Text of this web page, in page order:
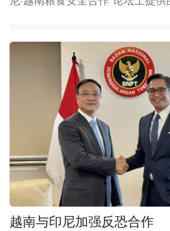
越南与印尼加强反恐合作